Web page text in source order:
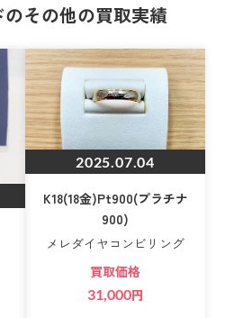
その他の買取実績
2025.07.04
K18(18金)Pt900(プラチナ
900)
メレダイヤコンビリング
買取価格
31,000円